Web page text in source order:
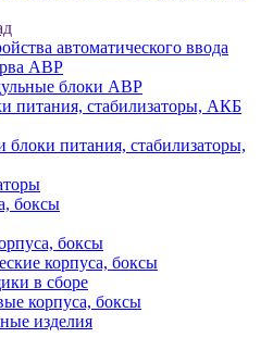
автоматического ввода
АВР
блоки АВР
питания, стабилизаторы, АКБ
блоки питания, стабилизаторы,
боксы
боксы
корпуса, боксы
в сборе
корпуса, боксы
изделия